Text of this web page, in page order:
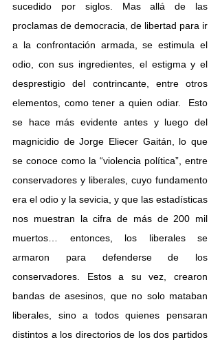
sucedido por siglos. Mas allá de las
proclamas de democracia, de libertad para ir
a la confrontación armada, se estimula el
odio, con sus ingredientes, el estigma y el
desprestigio del contrincante, entre otros
elementos, como tener a quien odiar.  Esto
se hace más evidente antes y luego del
magnicidio de Jorge Eliecer Gaitán, lo que
se conoce como la “violencia política”, entre
conservadores y liberales, cuyo fundamento
era el odio y la sevicia, y que las estadísticas
nos muestran la cifra de más de 200 mil
muertos… entonces, los liberales se
armaron para defenderse de los
conservadores. Estos a su vez, crearon
bandas de asesinos, que no solo mataban
liberales, sino a todos quienes pensaran
distintos a los directorios de los dos partidos